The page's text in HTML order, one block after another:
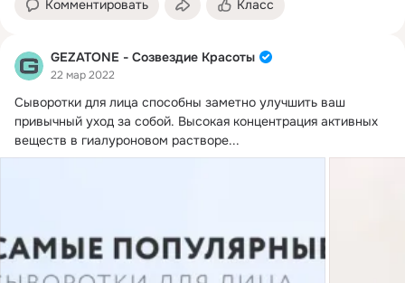
Комментировать Класс
GEZATONE - Созвездие Красоты
22 мар 2022
Сыворотки для лица способны заметно улучшить ваш
привычный уход за собой. Высокая концентрация активных
веществ в гиалуроновом растворе...